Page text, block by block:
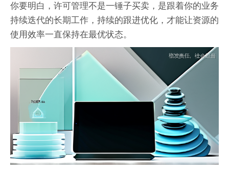
你要明白，许可管理不是一锤子买卖，是跟着你的业务
持续迭代的长期工作，持续的跟进优化，才能让资源的
使用效率一直保持在最优状态。